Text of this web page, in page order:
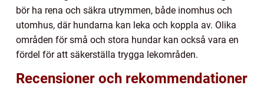
bör ha rena och säkra utrymmen, både inomhus och
utomhus, där hundarna kan leka och koppla av. Olika
områden för små och stora hundar kan också vara en
fördel för att säkerställa trygga lekområden.
Recensioner och rekommendationer